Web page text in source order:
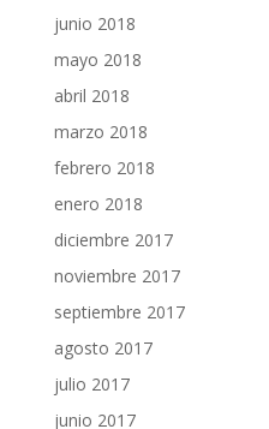
junio 2018
mayo 2018
abril 2018
marzo 2018
febrero 2018
enero 2018
diciembre 2017
noviembre 2017
septiembre 2017
agosto 2017
julio 2017
junio 2017